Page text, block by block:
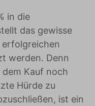
in die
das gewisse
erfolgreichen
werden. Denn
Kauf noch
Hürde zu
ist ein